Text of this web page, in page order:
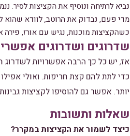
נביא לרתיחה ונוסיף את הקציצות לסיר.
מדי פעם, נבדוק את הרוטב, לוודא שהוא
כשהקציצות מוכנות, נגיש עם אורז,
שדרוגים ושדרוגים
אז, יש כל כך הרבה אפשרויות לשדרוג
כדי לתת להם קצת חריפות. ואולי
יותר. אפשר גם להוסיפו לקציצות
שאלות ותשובות
כיצד לשמור את הקציצות במקרר?